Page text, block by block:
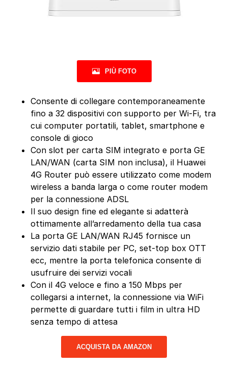
PIÙ FOTO
Consente di collegare contemporaneamente
fino a 32 dispositivi con supporto per Wi-Fi, tra
cui computer portatili, tablet, smartphone e
console di gioco
Con slot per carta SIM integrato e porta GE
LAN/WAN (carta SIM non inclusa), il Huawei
4G Router può essere utilizzato come modem
wireless a banda larga o come router modem
per la connessione ADSL
Il suo design fine ed elegante si adatterà
ottimamente all’arredamento della tua casa
La porta GE LAN/WAN RJ45 fornisce un
servizio dati stabile per PC, set-top box OTT
ecc, mentre la porta telefonica consente di
usufruire dei servizi vocali
Con il 4G veloce e fino a 150 Mbps per
collegarsi a internet, la connessione via WiFi
permette di guardare tutti i film in ultra HD
senza tempo di attesa
ACQUISTA DA AMAZON